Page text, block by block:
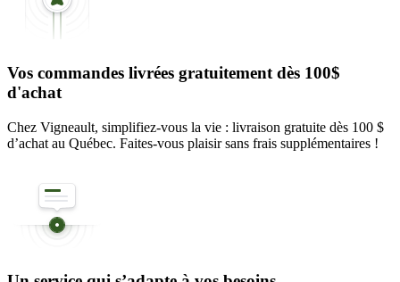
Vos commandes livrées gratuitement dès 100$
d'achat
Chez Vigneault, simplifiez-vous la vie : livraison gratuite dès 100 $
d’achat au Québec. Faites-vous plaisir sans frais supplémentaires !